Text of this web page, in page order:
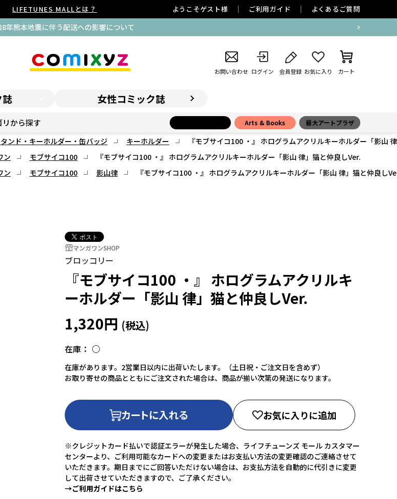
LIFETUNES MALLとは？ ようこそゲスト様 ご利用ガイド よくあるご質問
8年熊本地震に伴う配送への影響について
お問い合わせ ログイン 会員登録 お気に入り カート
女性コミック誌
リから探す Arts & Books 藝大アートプラザ
ンド・キーホルダー・缶バッジ キーホルダー
『モブサイコ100 ・』 ホログラムアクリルキーホルダー「影山
ン モブサイコ100
『モブサイコ100 ・』 ホログラムアクリルキーホルダー「影山 律」猫と仲良しVer.
ン モブサイコ100 影山律 『モブサイコ100 ・』 ホログラムアクリルキーホルダー「影山 律」猫と仲良し
マンガワンSHOP
ブロッコリー
『モブサイコ100 ・』 ホログラムアクリルキ
ーホルダー「影山 律」猫と仲良しVer.
1,320円
在庫： ○
在庫があります。2営業日以内に出荷いたします。（土日祝・ご注文日を含めず）
お取り寄せの商品とともにご注文された場合は、商品が揃い次第の発送になります。
カートに入れる お気に入りに追加
※クレジットカード払いで認証エラーが発生した場合、ライフチューンズ モール カスタマー
センターより、ご利用可能なカードへの変更またはお支払い方法の変更確認のご連絡させて
いただきます。期日までにご回答いただけない場合は、お支払方法を自動的に代引きに変更
して出荷させていただきますので、ご了承ください。
→ご利用ガイドはこちら